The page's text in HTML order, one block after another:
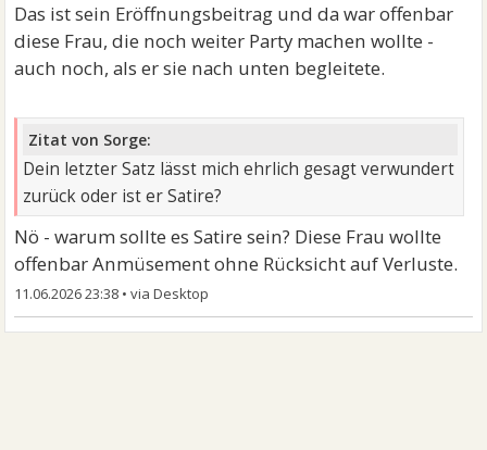
Das ist sein Eröffnungsbeitrag und da war offenbar
diese Frau, die noch weiter Party machen wollte -
auch noch, als er sie nach unten begleitete.
Zitat von Sorge:
Dein letzter Satz lässt mich ehrlich gesagt verwundert
zurück oder ist er Satire?
Nö - warum sollte es Satire sein? Diese Frau wollte
offenbar Anmüsement ohne Rücksicht auf Verluste.
11.06.2026 23:38 •